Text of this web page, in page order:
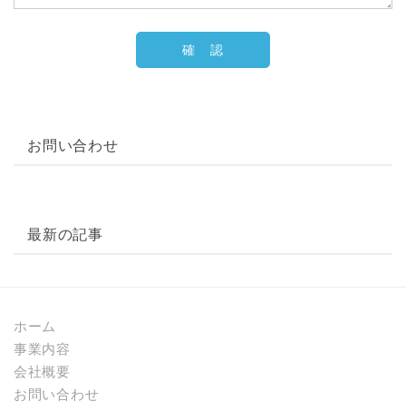
お問い合わせ
最新の記事
ホーム
事業内容
会社概要
お問い合わせ